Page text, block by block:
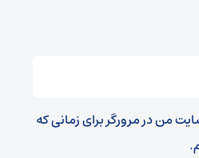
من در مرورگر برای زمانی که